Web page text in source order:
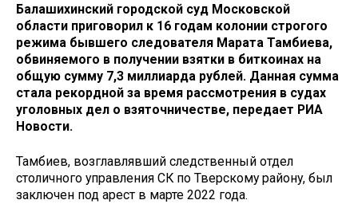
Балашихинский городской суд Московской
области приговорил к 16 годам колонии строгого
режима бывшего следователя Марата Тамбиева,
обвиняемого в получении взятки в биткоинах на
общую сумму 7,3 миллиарда рублей. Данная сумма
стала рекордной за время рассмотрения в судах
уголовных дел о взяточничестве, передает РИА
Новости.
Тамбиев, возглавлявший следственный отдел
столичного управления СК по Тверскому району, был
заключен под арест в марте 2022 года.